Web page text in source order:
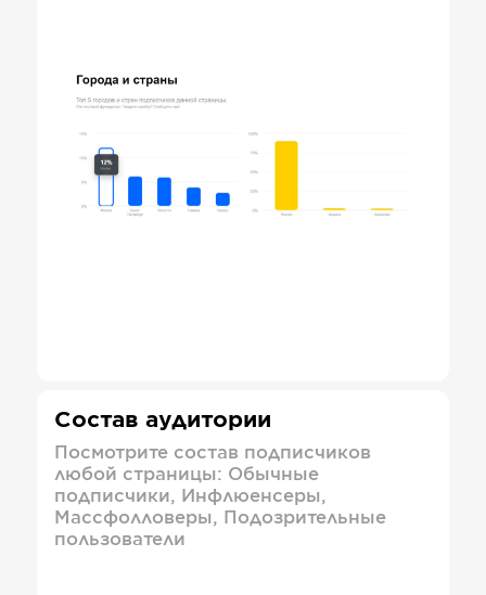
Состав аудитории
Посмотрите состав подписчиков
любой страницы: Обычные
подписчики, Инфлюенсеры,
Массфолловеры, Подозрительные
пользователи